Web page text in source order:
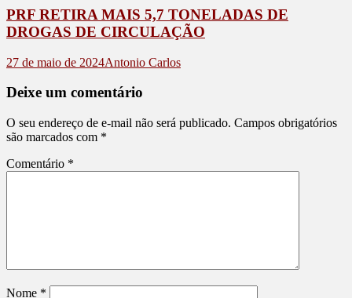
PRF RETIRA MAIS 5,7 TONELADAS DE
DROGAS DE CIRCULAÇÃO
27 de maio de 2024Antonio Carlos
Deixe um comentário
O seu endereço de e-mail não será publicado. Campos obrigatórios
são marcados com *
Comentário *
Nome *